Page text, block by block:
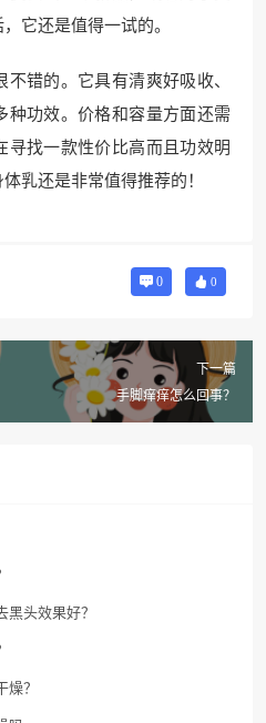
它还是值得一试的。
错的。它具有清爽好吸收、
种功效。价格和容量方面还需
寻找一款性价比高而且功效明
乳还是非常值得推荐的！
0 0
下一篇
手脚痒痒怎么回事？
头效果好？
？